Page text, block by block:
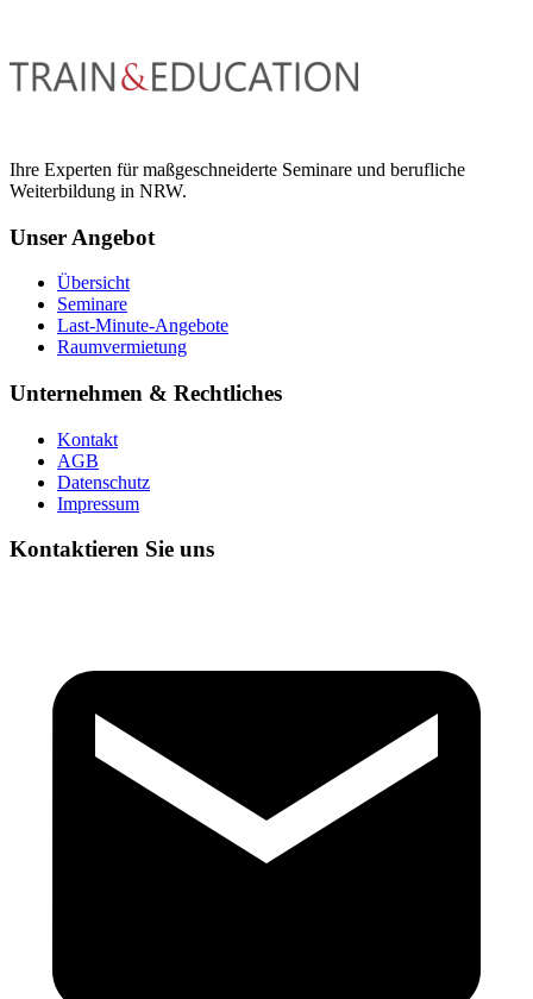
Ihre Experten für maßgeschneiderte Seminare und berufliche
Weiterbildung in NRW.
Unser Angebot
Übersicht
Seminare
Last-Minute-Angebote
Raumvermietung
Unternehmen & Rechtliches
Kontakt
AGB
Datenschutz
Impressum
Kontaktieren Sie uns